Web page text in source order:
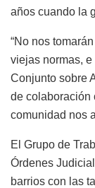
años cuando la
“No nos
viejas normas,
Conjunto sobre
de colaboración
comunidad nos
El Grupo de
Órdenes
barrios con las